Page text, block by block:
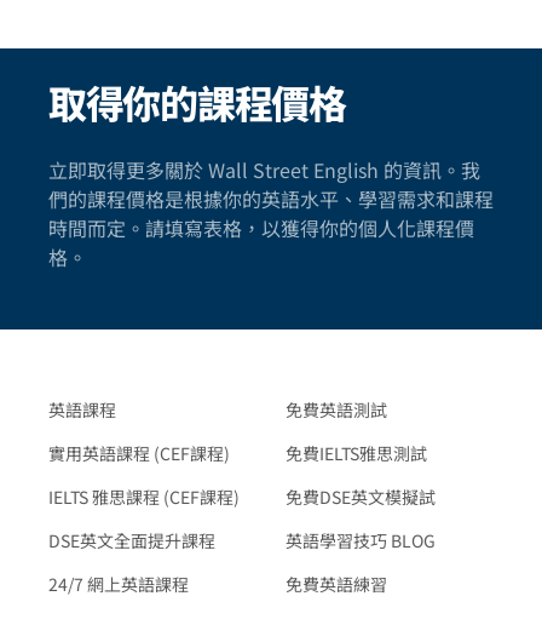
取得你的課程價格
立即取得更多關於 Wall Street English 的資訊。我
們的課程價格是根據你的英語水平、學習需求和課程
時間而定。請填寫表格，以獲得你的個人化課程價
格。
英語課程
實用英語課程 (CEF課程)
IELTS 雅思課程 (CEF課程)
DSE英文全面提升課程
24/7 網上英語課程
免費英語測試
免費IELTS雅思測試
免費DSE英文模擬試
英語學習技巧 BLOG
免費英語練習